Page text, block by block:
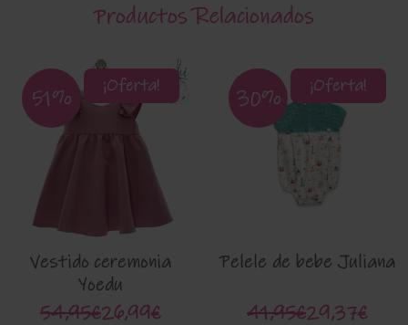
Productos Relacionados
¡Oferta!
51%
Vestido ceremonia
Yoedu
54,95€26,99€
¡Oferta!
30%
Pelele de bebe Juliana
41,95€29,37€